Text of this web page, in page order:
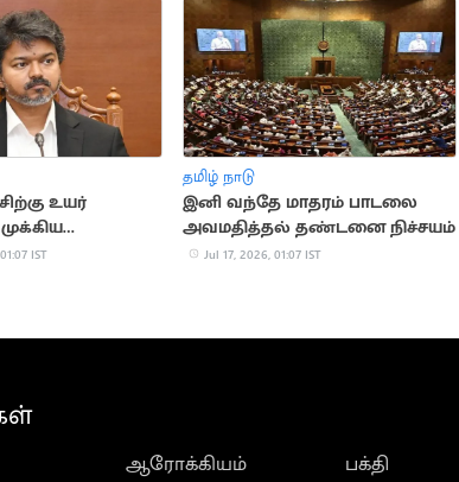
உயர்
IST
தமிழ் நாடு
இனி வந்தே மாதரம் பாடலை
அவமதித்தல் தண்டனை நிச்சயம்
Jul 17, 2026, 01:07 IST
ஆரோக்கியம்
பக்தி